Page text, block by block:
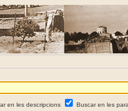
en les descripcions
Buscar en les